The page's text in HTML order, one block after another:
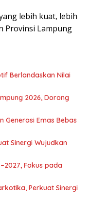
lebih kuat, lebih
Provinsi Lampung
Berlandaskan Nilai
2026, Dorong
Generasi Emas Bebas
Sinergi Wujudkan
Fokus pada
Perkuat Sinergi